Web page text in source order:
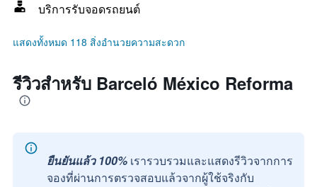
บริการรับจอดรถยนต์
แสดงทั้งหมด 118 สิ่งอำนวยความสะดวก
รีวิวสำหรับ Barceló México Reforma
ยืนยันแล้ว 100% เรารวบรวมและแสดงรีวิวจากการ
จองที่ผ่านการตรวจสอบแล้วจากผู้ใช้จริงกับ